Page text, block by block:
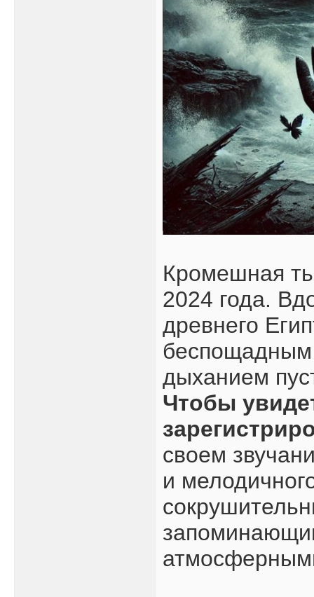
Кромешная
2024 года.
древнего
беспощадным
дыханием
Чтобы
своем
и